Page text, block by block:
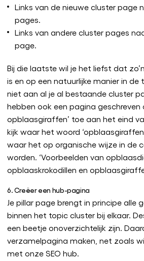
Links van de nieuwe cluster page
pages.
Links van andere cluster pages
page.
Bij die laatste wil je het liefst dat
is en op een natuurlijke manier in
niet aan al je al bestaande cluster
hebben ook een pagina geschreven
opblaasgiraffen’ toe aan het eind
kijk waar het woord
waar het op organische wijze in de
worden. ‘Voorbeelden van
opblaaskrokodillen en
6. Creëer een hub-pagina
Je pillar page brengt in principe alle
binnen het topic cluster bij elkaar.
een beetje onoverzichtelijk zijn.
verzamelpagina maken, net zoals
met onze SEO hub.